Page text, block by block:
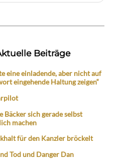
Beiträge
eine einladende, aber nicht auf
eingehende Haltung zeigen“
Bäcker sich gerade selbst
machen
für den Kanzler bröckelt
Tod und Danger Dan